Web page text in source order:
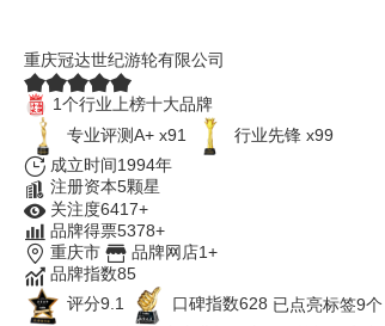
重庆冠达世纪游轮有限公司
1个行业上榜十大品牌
专业评测A+ x91
行业先锋 x99
成立时间1994年
注册资本5颗星
关注度6417+
品牌得票5378+
重庆市
品牌网店1+
品牌指数85
评分9.1
口碑指数628 已点亮标签9个